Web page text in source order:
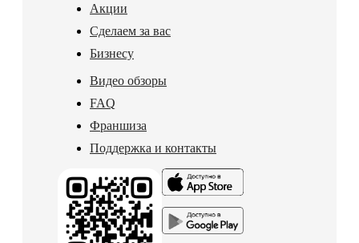
Акции
Сделаем за вас
Бизнесу
Видео обзоры
FAQ
Франшиза
Поддержка и контакты